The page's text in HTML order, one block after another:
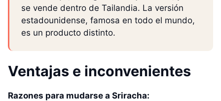
se vende dentro de Tailandia. La versión
estadounidense, famosa en todo el mundo,
es un producto distinto.
Ventajas e inconvenientes
Razones para mudarse a Sriracha: